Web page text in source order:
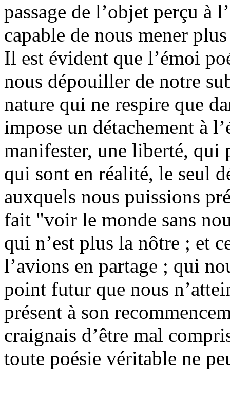
passage de l’objet perçu à
capable de nous mener
Il est évident que l’émoi
nous dépouiller de notre
nature qui ne respire que
impose un détachement à
manifester, une liberté, qui
qui sont en réalité, le seul
auxquels nous puissions
fait "voir le monde sans
qui n’est plus la nôtre ; et
l’avions en partage ; qui
point futur que nous
présent à son
craignais d’être mal
toute poésie véritable ne